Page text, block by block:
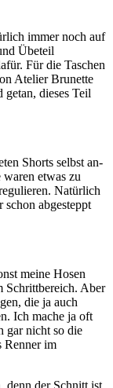
immer noch auf
Übeteil
Für die Taschen
Atelier Brunette
getan, dieses Teil
Shorts selbst an-
etwas zu
Natürlich
abgesteppt
meine Hosen
Schrittbereich. Aber
die ja auch
Ich mache ja oft
gar nicht so die
Renner im
denn der Schnitt ist